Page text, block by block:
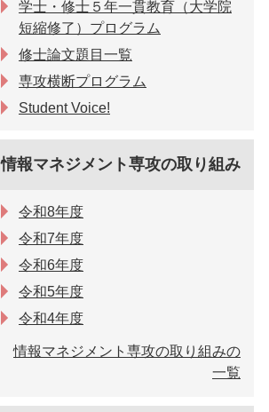
学士・修士５年一貫教育（大学院
短縮修了）プログラム
修士論文題目一覧
専攻横断プログラム
Student Voice!
情報マネジメント専攻の取り組み
令和8年度
令和7年度
令和6年度
令和5年度
令和4年度
情報マネジメント専攻の取り組みの
一覧